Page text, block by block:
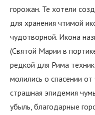
горожан. Те хотели
для хранения чтимой
чудотворной. Икона
(Святой Марии в
редкой для Рима
молились о спасении
страшная эпидемия
убыль, благодарные